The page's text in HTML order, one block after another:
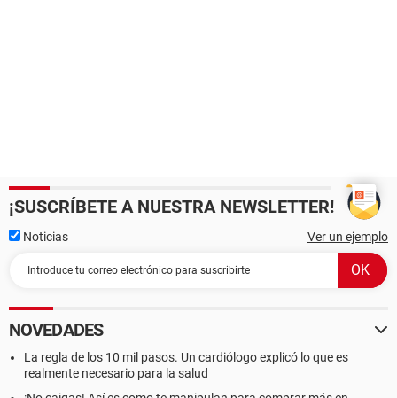
¡SUSCRÍBETE A NUESTRA NEWSLETTER!
Noticias Ver un ejemplo
NOVEDADES
La regla de los 10 mil pasos. Un cardiólogo explicó lo que es
realmente necesario para la salud